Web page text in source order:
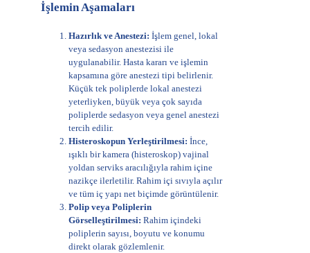
İşlemin Aşamaları
Hazırlık ve Anestezi: İşlem genel, lokal
veya sedasyon anestezisi ile
uygulanabilir. Hasta kararı ve işlemin
kapsamına göre anestezi tipi belirlenir.
Küçük tek poliplerde lokal anestezi
yeterliyken, büyük veya çok sayıda
poliplerde sedasyon veya genel anestezi
tercih edilir.
Histeroskopun Yerleştirilmesi: İnce,
ışıklı bir kamera (histeroskop) vajinal
yoldan serviks aracılığıyla rahim içine
nazikçe ilerletilir. Rahim içi sıvıyla açılır
ve tüm iç yapı net biçimde görüntülenir.
Polip veya Poliplerin
Görselleştirilmesi: Rahim içindeki
poliplerin sayısı, boyutu ve konumu
direkt olarak gözlemlenir.